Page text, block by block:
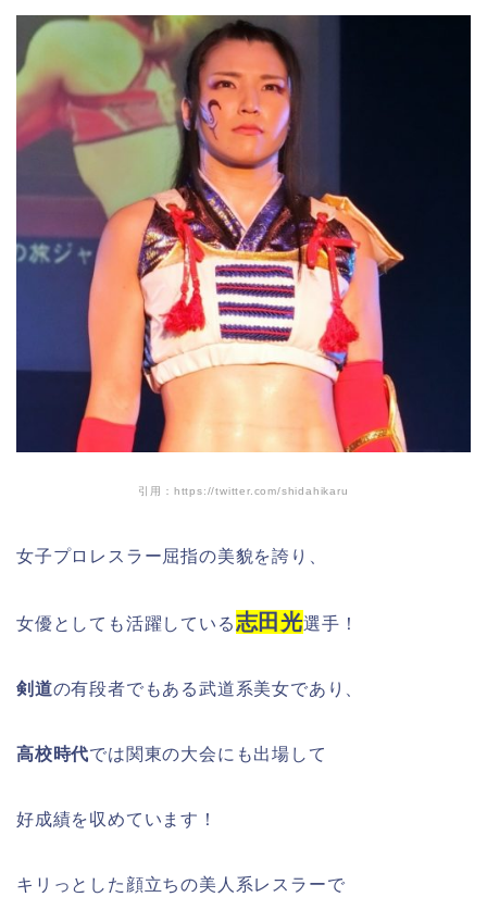
引用：https://twitter.com/shidahikaru
女子プロレスラー屈指の美貌を誇り、
女優としても活躍している志田光選手！
剣道の有段者でもある武道系美女であり、
高校時代では関東の大会にも出場して
好成績を収めています！
キリっとした顔立ちの美人系レスラーで